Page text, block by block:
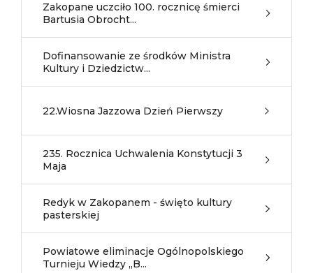
Zakopane uczciło 100. rocznicę śmierci
Bartusia Obrocht...
Dofinansowanie ze środków Ministra
Kultury i Dziedzictw...
22.Wiosna Jazzowa Dzień Pierwszy
235. Rocznica Uchwalenia Konstytucji 3
Maja
Redyk w Zakopanem - święto kultury
pasterskiej
Powiatowe eliminacje Ogólnopolskiego
Turnieju Wiedzy „B...